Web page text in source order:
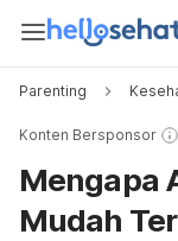
Parenting
Konten Bersponsor
Mengapa
Mudah